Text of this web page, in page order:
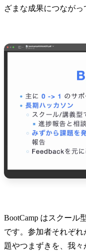
ざまな成果につながっ
BootCamp はスクール
です。参加者それぞ
題やつまずきを、我